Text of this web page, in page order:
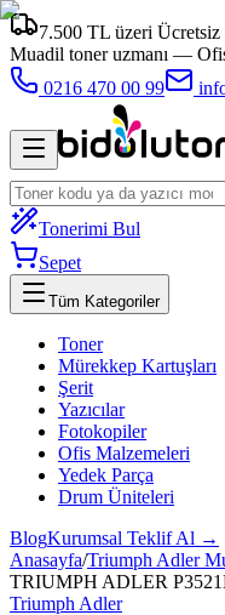
7.500 TL üzeri
Muadil toner uzmanı —
0216 470 00 99
Tonerimi Bul
Sepet
Tüm Kategoriler
Toner
Mürekkep Kartuşları
Şerit
Yazıcılar
Fotokopiler
Ofis Malzemeleri
Yedek Parça
Drum Üniteleri
BlogKurumsal Teklif Al →
Anasayfa/Triumph Adler
TRIUMPH ADLER
Triumph Adler